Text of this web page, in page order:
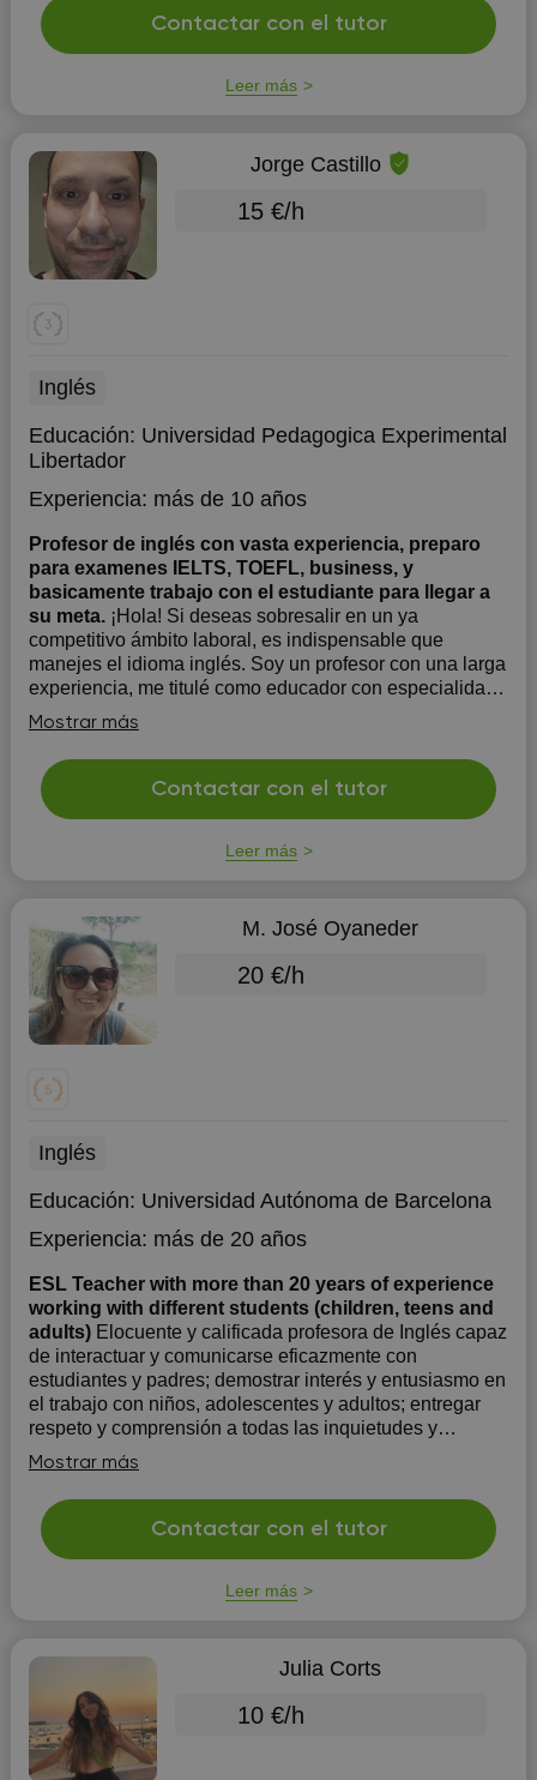
Contactar con el tutor
Leer más
Jorge Castillo
15 €/h
Inglés
Educación: Universidad Pedagogica Experimental
Libertador
Experiencia: más de 10 años
Profesor de inglés con vasta experiencia, preparo
para examenes IELTS, TOEFL, business, y
basicamente trabajo con el estudiante para llegar a
su meta. ¡Hola! Si deseas sobresalir en un ya
competitivo ámbito laboral, es indispensable que
manejes el idioma inglés. Soy un profesor con una larga
experiencia, me titulé como educador con especialidad
en el idioma inglés. También poseo una certificación
internacional otorgada por la Universidad de Cambri...
Mostrar más
Contactar con el tutor
Leer más
M. José Oyaneder
20 €/h
Inglés
Educación: Universidad Autónoma de Barcelona
Experiencia: más de 20 años
ESL Teacher with more than 20 years of experience
working with different students (children, teens and
adults) Elocuente y calificada profesora de Inglés capaz
de interactuar y comunicarse eficazmente con
estudiantes y padres; demostrar interés y entusiasmo en
el trabajo con niños, adolescentes y adultos; entregar
respeto y comprensión a todas las inquietudes y
preocupaciones de los estudiantes y los padres;...
Mostrar más
Contactar con el tutor
Leer más
Julia Corts
10 €/h